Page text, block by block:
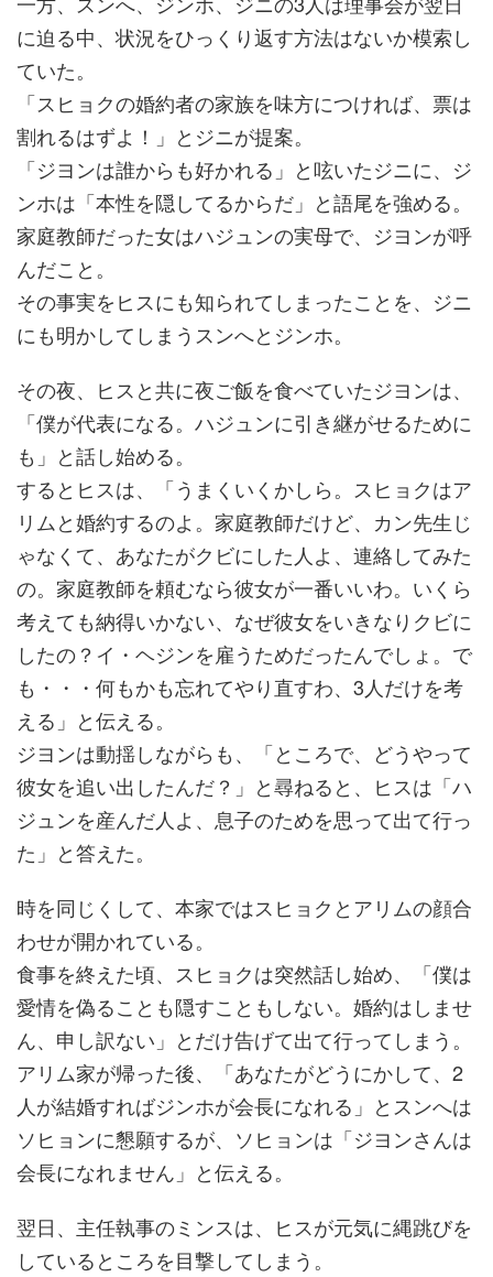
に迫る中、状況をひっくり返す方法はないか模索し
ていた。
「スヒョクの婚約者の家族を味方につければ、票は
割れるはずよ！」とジニが提案。
「ジヨンは誰からも好かれる」と呟いたジニに、ジ
ンホは「本性を隠してるからだ」と語尾を強める。
家庭教師だった女はハジュンの実母で、ジヨンが呼
んだこと。
その事実をヒスにも知られてしまったことを、ジニ
にも明かしてしまうスンへとジンホ。
その夜、ヒスと共に夜ご飯を食べていたジヨンは、
「僕が代表になる。ハジュンに引き継がせるために
も」と話し始める。
するとヒスは、「うまくいくかしら。スヒョクはア
リムと婚約するのよ。家庭教師だけど、カン先生じ
ゃなくて、あなたがクビにした人よ、連絡してみた
の。家庭教師を頼むなら彼女が一番いいわ。いくら
考えても納得いかない、なぜ彼女をいきなりクビに
したの？イ・ヘジンを雇うためだったんでしょ。で
も・・・何もかも忘れてやり直すわ、3人だけを考
える」と伝える。
ジヨンは動揺しながらも、「ところで、どうやって
彼女を追い出したんだ？」と尋ねると、ヒスは「ハ
ジュンを産んだ人よ、息子のためを思って出て行っ
た」と答えた。
時を同じくして、本家ではスヒョクとアリムの顔合
わせが開かれている。
食事を終えた頃、スヒョクは突然話し始め、「僕は
愛情を偽ることも隠すこともしない。婚約はしませ
ん、申し訳ない」とだけ告げて出て行ってしまう。
アリム家が帰った後、「あなたがどうにかして、2
人が結婚すればジンホが会長になれる」とスンへは
ソヒョンに懇願するが、ソヒョンは「ジヨンさんは
会長になれません」と伝える。
翌日、主任執事のミンスは、ヒスが元気に縄跳びを
しているところを目撃してしまう。